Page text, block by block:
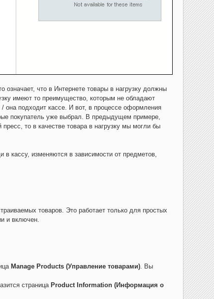
означает, что в Интернете товары в нагрузку должны
имеют то преимущество, которым не обладают
она подходит кассе. И вот, в процессе оформления
покупатель уже выбрал. В предыдущем примере,
то в качестве товара в нагрузку мы могли бы
в кассу, изменяются в зависимости от предметов,
товаров. Это работает только для простых
и включен.
Manage Products (Управление товарами). Вы
страница Product Information (Информация о